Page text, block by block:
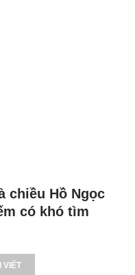
chiều Hồ Ngọc
có khó tìm
VIẾT